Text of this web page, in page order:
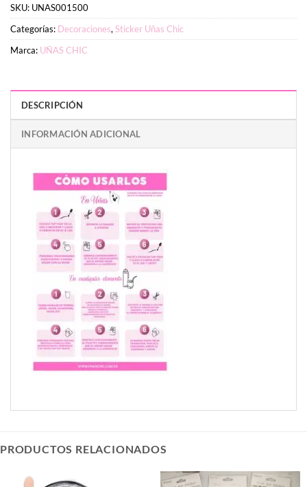
SKU: UNAS001500
Categorías: Decoraciones,Sticker Uñas Chic
Marca: UÑAS CHIC
DESCRIPCIÓN
INFORMACIÓN ADICIONAL
PRODUCTOS RELACIONADOS